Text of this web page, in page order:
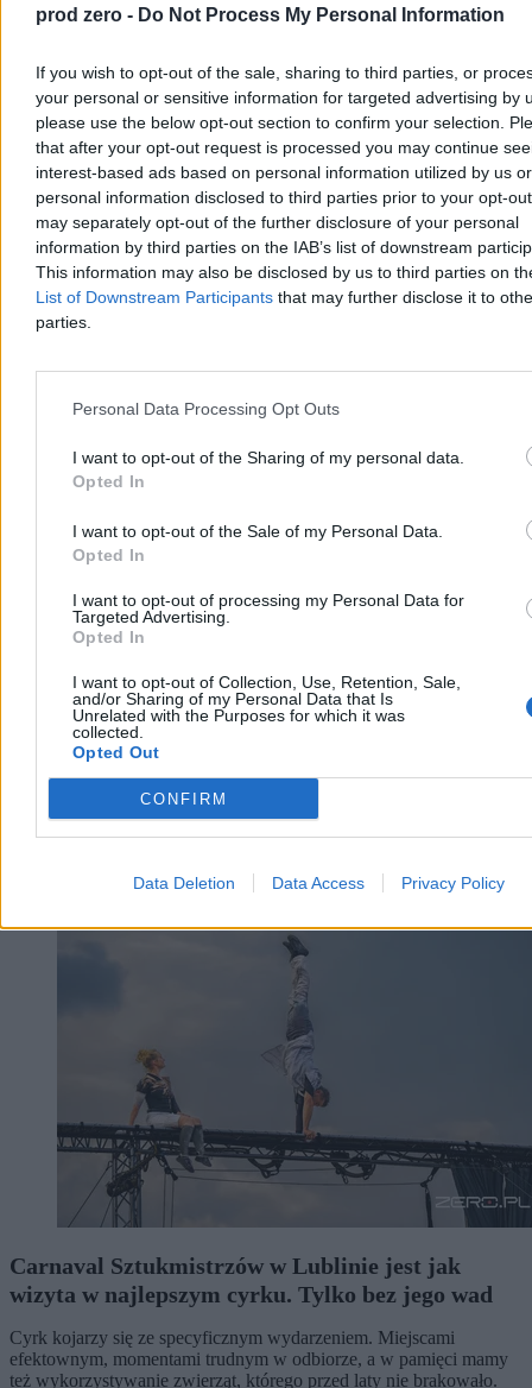
prod zero - Do Not Process My Personal Information
If you wish to opt-out of the sale, sharing to third parties, or
your personal or sensitive information for targeted advertising by
please use the below opt-out section to confirm your selection.
that after your opt-out request is processed you may continue
interest-based ads based on personal information utilized by us or
personal information disclosed to third parties prior to your opt-
may separately opt-out of the further disclosure of your personal
information by third parties on the IAB’s list of downstream
This information may also be disclosed by us to third parties on
List of Downstream Participants that may further disclose it to
parties.
Personal Data Processing Opt Outs
I want to opt-out of the Sharing of my personal data.
Opted In
I want to opt-out of the Sale of my Personal Data.
Opted In
I want to opt-out of processing my Personal Data for
Targeted Advertising.
Opted In
I want to opt-out of Collection, Use, Retention, Sale,
and/or Sharing of my Personal Data that Is
Unrelated with the Purposes for which it was
collected.
Opted Out
CONFIRM
Data Deletion Data Access Privacy Policy
Nie żyje Andrzej Morozowski. Wybitny
dziennikarz miał 69 lat
Zmarł Andrzej Morozowski – dziennikarz i publicysta związany z
Andrzeja Woyciechowskiego i Wiktora. Współtworzył program
„Teraz my!”. Miał 69 lat.
Tomasz Pałasz
Reklama
Carnaval Sztukmistrzów w Lublinie jest jak
wizyta w najlepszym cyrku. Tylko bez jego wad
Cyrk kojarzy się ze specyficznym wydarzeniem. Miejscami
efektownym, momentami trudnym w odbiorze, a w pamięci mamy
też wykorzystywanie zwierząt, którego przed laty nie brakowało.